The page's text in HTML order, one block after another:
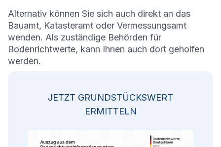
Alternativ können Sie sich auch direkt an das
Bauamt, Katasteramt oder Vermessungsamt
wenden. Als zuständige Behörden für
Bodenrichtwerte, kann Ihnen auch dort geholfen
werden.
JETZT GRUNDSTÜCKSWERT
ERMITTELN